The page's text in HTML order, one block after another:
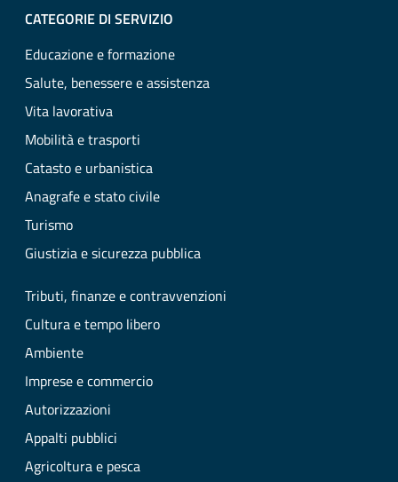
CATEGORIE DI SERVIZIO
Educazione e formazione
Salute, benessere e assistenza
Vita lavorativa
Mobilità e trasporti
Catasto e urbanistica
Anagrafe e stato civile
Turismo
Giustizia e sicurezza pubblica
Tributi, finanze e contravvenzioni
Cultura e tempo libero
Ambiente
Imprese e commercio
Autorizzazioni
Appalti pubblici
Agricoltura e pesca